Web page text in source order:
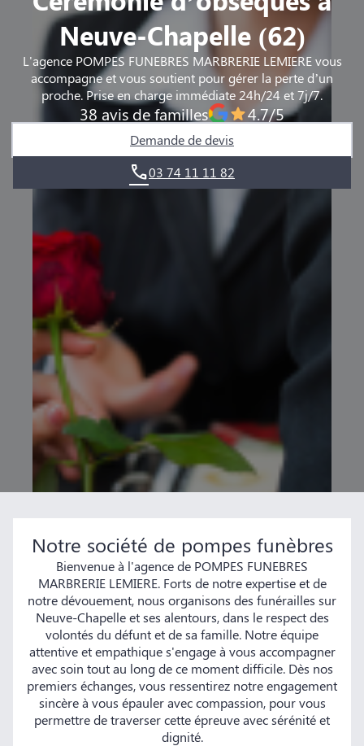
Neuve-Chapelle (62)
L'agence POMPES FUNEBRES MARBRERIE LEMIERE vous
accompagne et vous soutient pour gérer la perte d’un
proche. Prise en charge immédiate 24h/24 et 7j/7.
38 avis de familles 4.7/5
Demande de devis
03 74 11 11 82
Notre société de pompes funèbres
Bienvenue à l'agence de POMPES FUNEBRES
MARBRERIE LEMIERE. Forts de notre expertise et de
notre dévouement, nous organisons des funérailles sur
Neuve-Chapelle et ses alentours, dans le respect des
volontés du défunt et de sa famille. Notre équipe
attentive et empathique s'engage à vous accompagner
avec soin tout au long de ce moment difficile. Dès nos
premiers échanges, vous ressentirez notre engagement
sincère à vous épauler avec compassion, pour vous
permettre de traverser cette épreuve avec sérénité et
dignité.